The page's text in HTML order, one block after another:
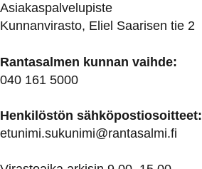
Asiakaspalvelupiste
Kunnanvirasto, Eliel Saarisen tie 2
Rantasalmen kunnan vaihde:
040 161 5000
Henkilöstön sähköpostiosoitteet:
etunimi.sukunimi@rantasalmi.fi